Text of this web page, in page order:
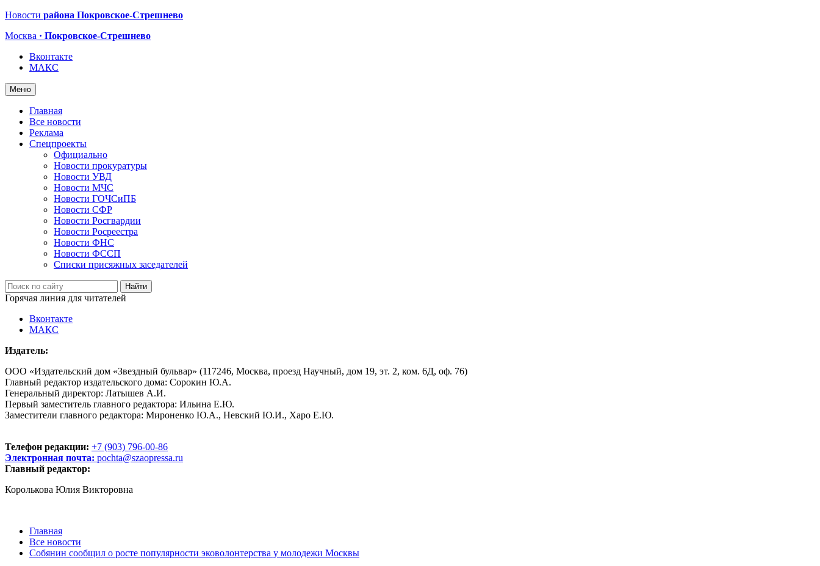
Новости района Покровское-Стрешнево
Москва · Покровское-Стрешнево
Вконтакте
МАКС
Меню
Главная
Все новости
Реклама
Спецпроекты
Официально
Новости прокуратуры
Новости УВД
Новости МЧС
Новости ГОЧСиПБ
Новости СФР
Новости Росгвардии
Новости Росреестра
Новости ФНС
Новости ФССП
Списки присяжных заседателей
Горячая линия для читателей
Вконтакте
МАКС
Издатель:
ООО «Издательский дом «Звездный бульвар» (117246, Москва, проезд Научный, дом 19, эт. 2, ком. 6Д, оф. 76)
Главный редактор издательского дома: Сорокин Ю.А.
Генеральный директор: Латышев А.И.
Первый заместитель главного редактора: Ильина Е.Ю.
Заместители главного редактора: Мироненко Ю.А., Невский Ю.И., Харо Е.Ю.
Телефон редакции: +7 (903) 796-00-86
Электронная почта: pochta@szaopressa.ru
Главный редактор:
Королькова Юлия Викторовна
Главная
Все новости
Собянин сообщил о росте популярности эковолонтерства у молодежи Москвы